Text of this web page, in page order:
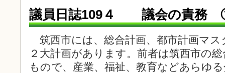
議員日誌109４ 議会の責
筑西市には、総合計画、都市計画マス
２大計画があります。前者は筑西市の
もので、産業、福祉、教育などあらゆ